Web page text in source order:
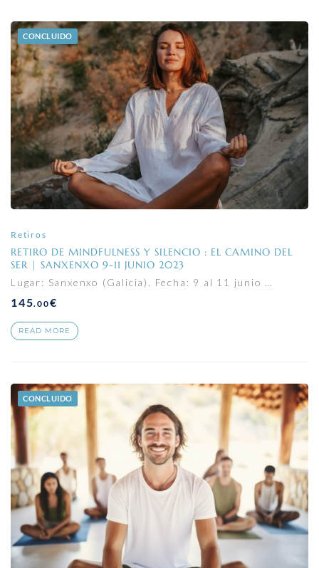
CONCLUIDO
Retiros
RETIRO DE MINDFULNESS Y SILENCIO : EL CAMINO DEL
SER | SANXENXO 9-11 JUNIO 2023
Lugar: Sanxenxo (Galicia). Fecha: 9 al 11 junio …
145.00€
READ MORE
CONCLUIDO